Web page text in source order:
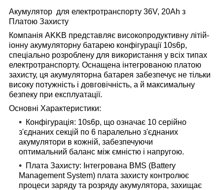
Акумулятор для електротранспорту 36V, 20Ah з
Платою Захисту
Компанія AKKB представляє високопродуктивну літій-
іонну акумуляторну батарею конфігурації 10s6p,
спеціально розроблену для використання у всіх типах
електротранспорту. Оснащена інтегрованою платою
захисту, ця акумуляторна батарея забезпечує не тільки
високу потужність і довговічність, а й максимальну
безпеку при експлуатації.
Основні Характеристики:
Конфігурація: 10s6p, що означає 10 серійно
з'єднаних секцій по 6 паралельно з'єднаних
акумулятори в кожній, забезпечуючи
оптимальний баланс між ємністю і напругою.
Плата Захисту: Інтегрована BMS (Battery
Management System) плата захисту контролює
процеси заряду та розряду акумулятора, захищає